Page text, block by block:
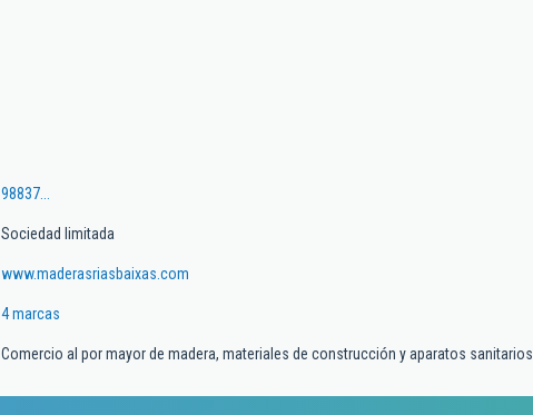
98837...
Sociedad limitada
www.maderasriasbaixas.com
4 marcas
Comercio al por mayor de madera, materiales de construcción y aparatos sanitarios